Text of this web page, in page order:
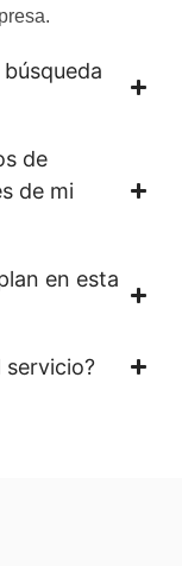
de
de mi
en esta
servicio?